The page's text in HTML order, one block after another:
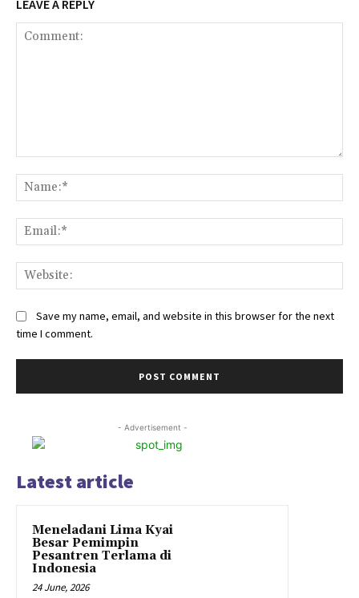
LEAVE A REPLY
Save my name, email, and website in this browser for the next
time I comment.
- Advertisement -
Latest article
Meneladani Lima Kyai
Besar Pemimpin
Pesantren Terlama di
Indonesia
24 June, 2026